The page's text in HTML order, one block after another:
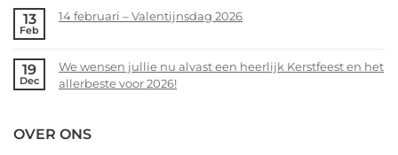
Kerstfeest
allerbeste
voor
jou!
on
bckspace
|
13
Feb
14 februari – Valentijnsdag 2026
on
14
Valentijnsdag
19
Dec
We wensen jullie nu alvast een heerlijk Kerstfeest en het
allerbeste voor 2026!
on
OVER ONS